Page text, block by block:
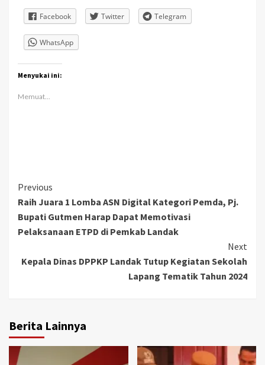
Facebook Twitter Telegram
WhatsApp
Menyukai ini:
Memuat...
Continue
Reading
Previous
Raih Juara 1 Lomba ASN Digital Kategori Pemda, Pj.
Bupati Gutmen Harap Dapat Memotivasi
Pelaksanaan ETPD di Pemkab Landak
Next
Kepala Dinas DPPKP Landak Tutup Kegiatan Sekolah
Lapang Tematik Tahun 2024
Berita Lainnya